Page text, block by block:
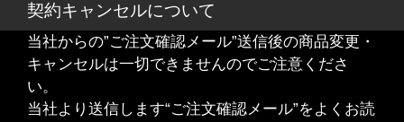
契約キャンセルについて
当社からの”ご注文確認メール”送信後の商品変更・
キャンセルは一切できませんのでご注意くださ
い。
当社より送信します“ご注文確認メール”をよくお読